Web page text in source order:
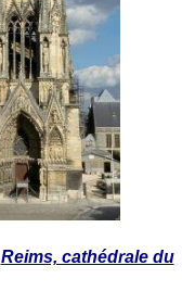
Reims, cathédrale du